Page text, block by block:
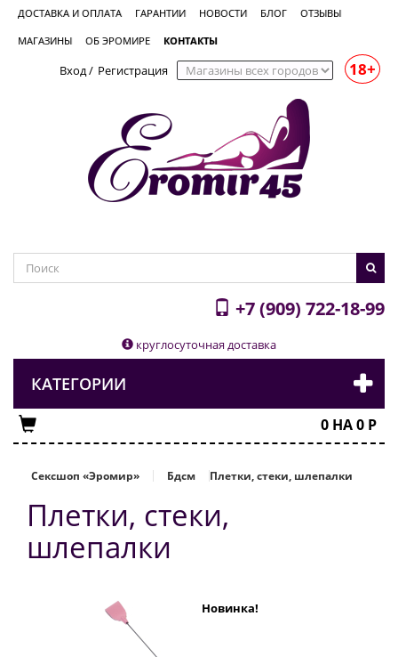
ДОСТАВКА И ОПЛАТА ГАРАНТИИ НОВОСТИ БЛОГ ОТЗЫВЫ
МАГАЗИНЫ ОБ ЭРОМИРЕ КОНТАКТЫ
Вход/ Регистрация 18+
+7 (909) 722-18-99
круглосуточная доставка
КАТЕГОРИИ
0 НА0 Р
Сексшоп «Эромир» Бдсм Плетки, стеки, шлепалки
Плетки, стеки,
шлепалки
Новинка!